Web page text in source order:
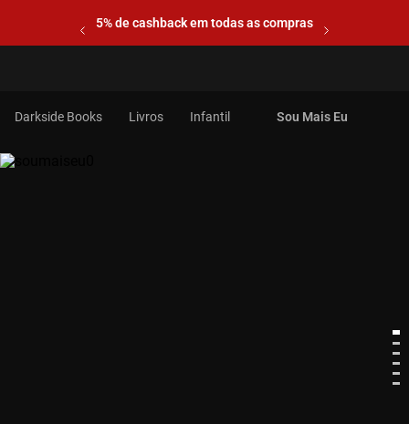
5% de cashback em todas as compras
Livros Infantil Sou Mais Eu